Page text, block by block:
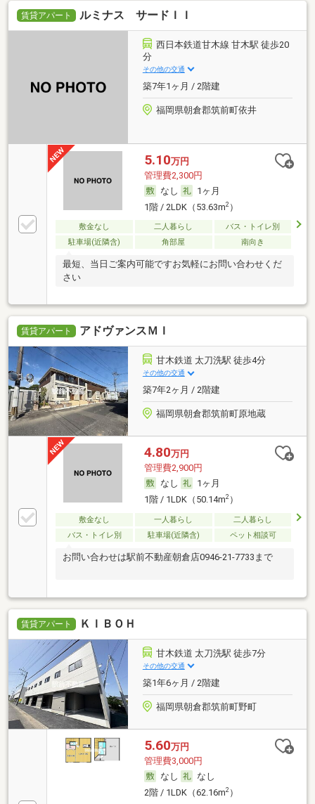
賃貸アパート ルミナス サードＩＩ
西日本鉄道甘木線 甘木駅 徒歩20
分
その他の交通
築7年1ヶ月 / 2階建
福岡県朝倉郡筑前町依井
5.10万円
管理費2,300円
なし
1ヶ月
1階 / 2LDK（53.63m2）
敷金なし 二人暮らし
バス・トイレ別
駐車場(近隣含)
角部屋 南向き
最短、当日ご案内可能ですお気軽にお問い合わせくだ
さい
賃貸アパート アドヴァンスＭＩ
甘木鉄道 太刀洗駅 徒歩4分
その他の交通
築7年2ヶ月 / 2階建
福岡県朝倉郡筑前町原地蔵
4.80万円
管理費2,900円
なし
1ヶ月
1階 / 1LDK（50.14m2）
敷金なし 一人暮らし
二人暮らし
バス・トイレ別
駐車場(近隣含) ペット相談可
お問い合わせは駅前不動産朝倉店0946-21-7733まで
賃貸アパート ＫＩＢＯＨ
甘木鉄道 太刀洗駅 徒歩7分
その他の交通
築1年6ヶ月 / 2階建
福岡県朝倉郡筑前町野町
5.60万円
管理費3,000円
なし
なし
2階 / 1LDK（62.16m2）